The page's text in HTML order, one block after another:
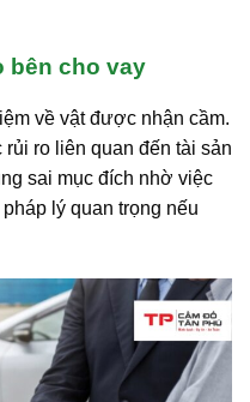
bên cho vay
về vật được nhận cầm.
ro liên quan đến tài sản
sai mục đích nhờ việc
lý quan trọng nếu